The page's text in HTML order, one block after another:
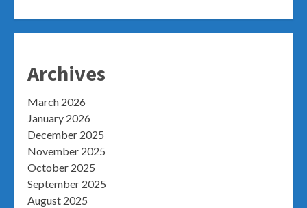
Archives
March 2026
January 2026
December 2025
November 2025
October 2025
September 2025
August 2025